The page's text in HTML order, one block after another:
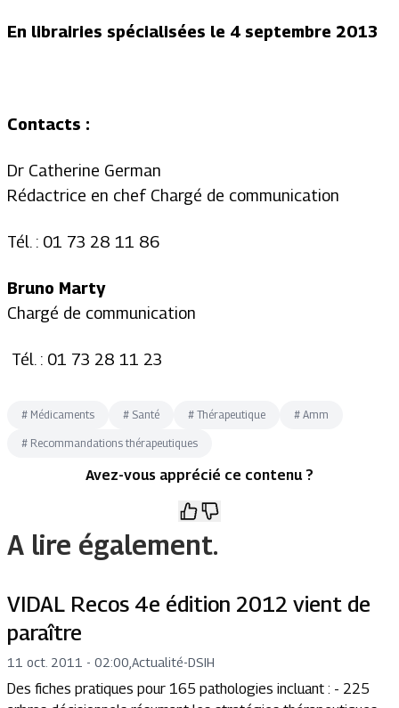
En librairies spécialisées le 4 septembre 2013
Contacts :
Dr Catherine German
Rédactrice en chef Chargé de communication
Tél. : 01 73 28 11 86
Bruno Marty
Chargé de communication
Tél. : 01 73 28 11 23
# Médicaments # Santé # Thérapeutique # Amm
# Recommandations thérapeutiques
Avez-vous apprécié ce contenu ?
A lire également.
VIDAL Recos 4e édition 2012 vient de
paraître
11 oct. 2011 - 02:00 Actualité-DSIH
Des fiches pratiques pour 165 pathologies incluant : - 225